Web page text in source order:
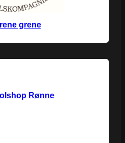
grene
Rønne